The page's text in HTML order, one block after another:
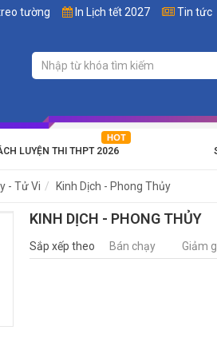
tường In Lịch tết 2027 Tin tức
LUYỆN THI THPT 2026
- Tử Vi Kinh Dịch - Phong Thủy
KINH DỊCH - PHONG THỦY
Sắp xếp theo Bán chạy Giảm